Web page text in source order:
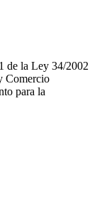
de la Ley 34/2002
Comercio
para la